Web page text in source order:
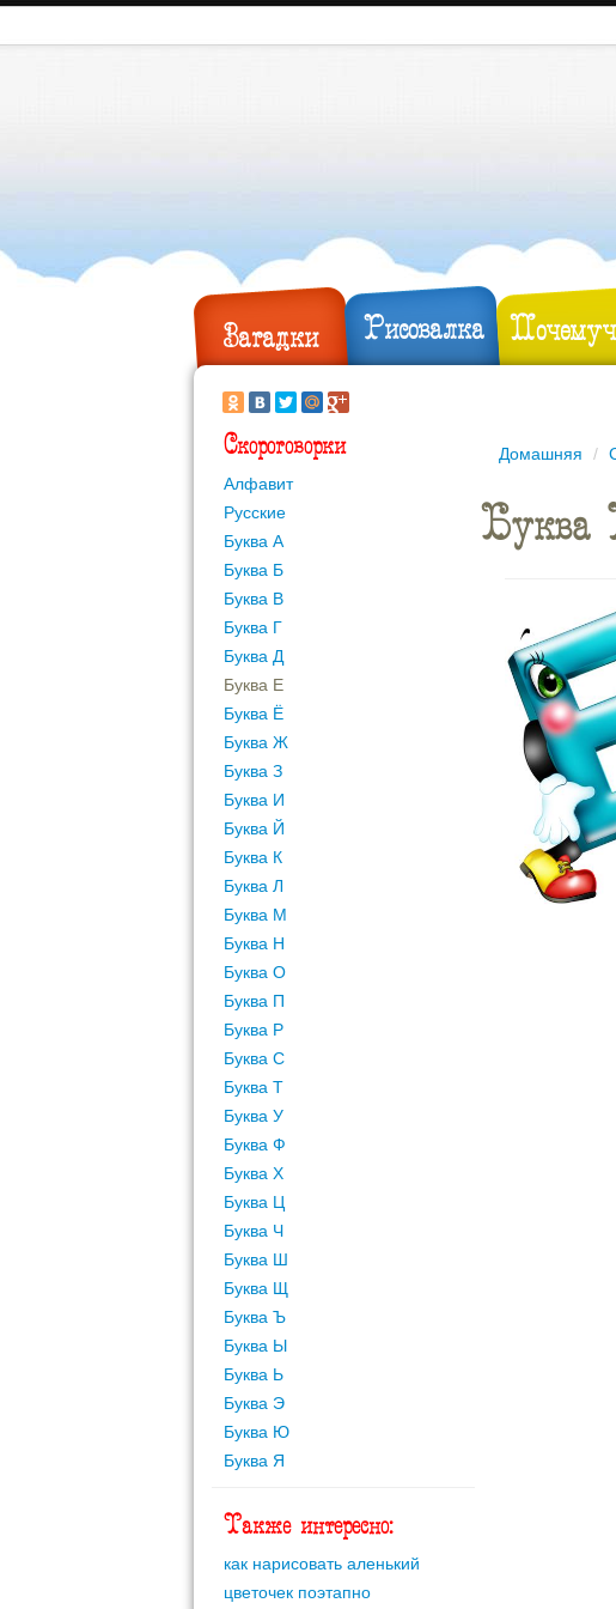
Загадки Рисовалка
Скороговорки
Алфавит
Русские
Буква А
Буква Б
Буква В
Буква Г
Буква Д
Буква Е
Буква Ё
Буква Ж
Буква З
Буква И
Буква Й
Буква К
Буква Л
Буква М
Буква Н
Буква О
Буква П
Буква Р
Буква С
Буква Т
Буква У
Буква Ф
Буква Х
Буква Ц
Буква Ч
Буква Ш
Буква Щ
Буква Ъ
Буква Ы
Буква Ь
Буква Э
Буква Ю
Буква Я
Также интересно:
как нарисовать аленький
цветочек поэтапно
Домашняя /
Буква